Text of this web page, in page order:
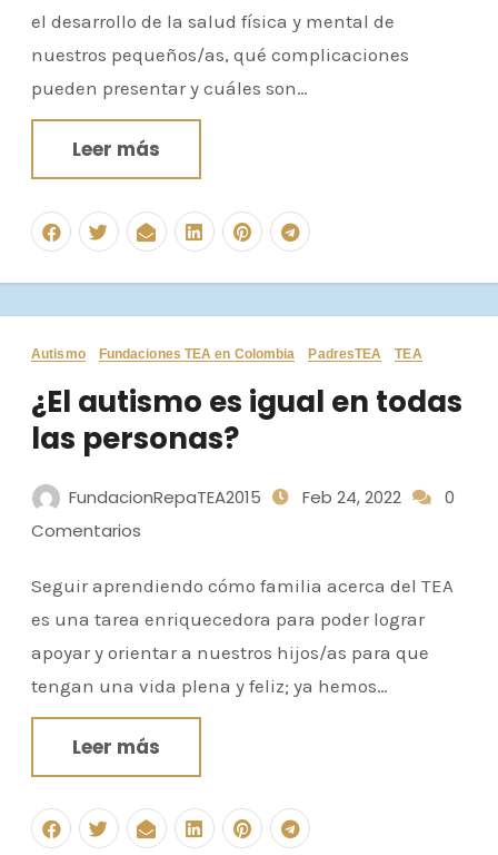
el desarrollo de la salud física y mental de
nuestros pequeños/as, qué complicaciones
pueden presentar y cuáles son…
Leer más
Autismo Fundaciones TEA en Colombia PadresTEA TEA
¿El autismo es igual en todas
las personas?
FundacionRepaTEA2015 Feb 24, 2022
0
Comentarios
Seguir aprendiendo cómo familia acerca del TEA
es una tarea enriquecedora para poder lograr
apoyar y orientar a nuestros hijos/as para que
tengan una vida plena y feliz; ya hemos…
Leer más